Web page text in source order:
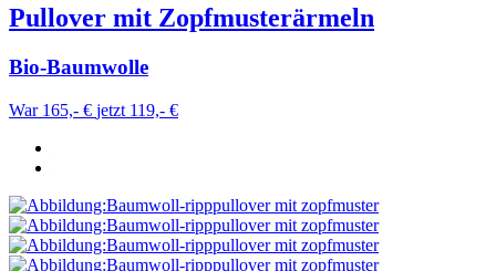
Pullover mit Zopfmusterärmeln
Bio-Baumwolle
War 165,- € jetzt 119,- €